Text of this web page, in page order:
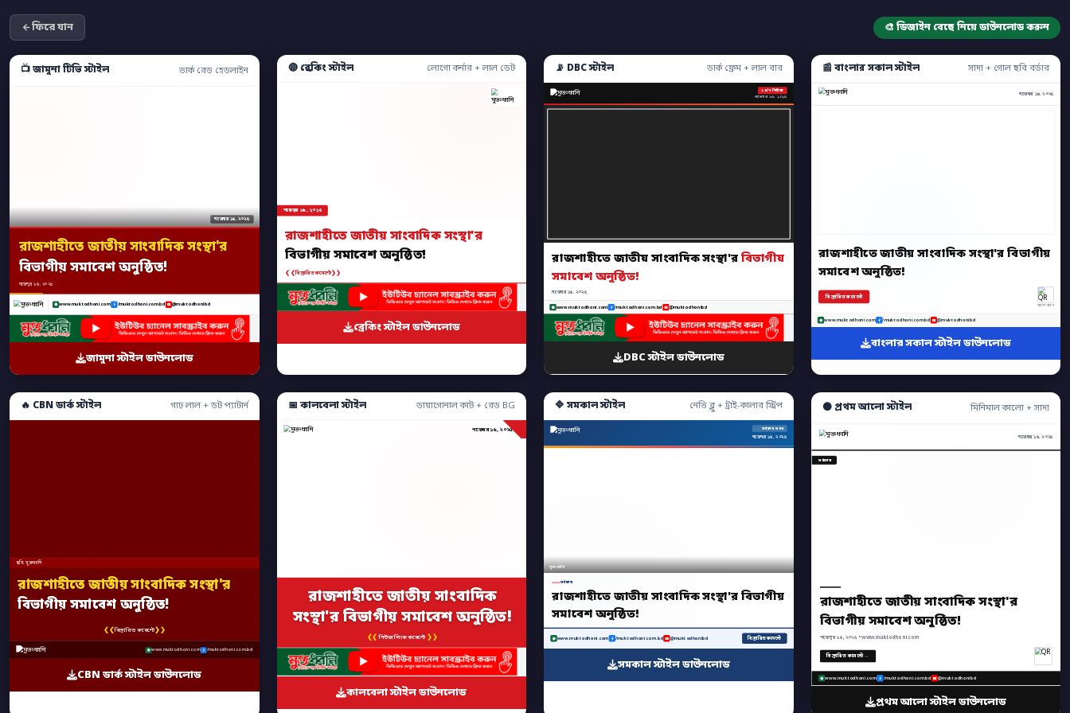
ফিরে যান 🎨 ডিজাইন বেছে নিয়ে ডাউনলোড করুন
📺 জামুনা টিভি স্টাইল ডার্ক রেড হেডলাইন
নভেম্বর ১৬, ২০২৫
রাজশাহীতে জাতীয় সাংবাদিক সংস্থা'র
বিভাগীয় সমাবেশ অনুষ্ঠিত!
নভেম্বর ১৬, ২০২৫
www.muktodhoni.com /muktodhoni.com.bd @muktodhonibd
জামুনা স্টাইল ডাউনলোড
🔴 ব্রেকিং স্টাইল লোগো কর্নার + লাল ডেট
নভেম্বর ১৬, ২০২৫
রাজশাহীতে জাতীয় সাংবাদিক সংস্থা'র
বিভাগীয় সমাবেশ অনুষ্ঠিত!
❮❮বিস্তারিত কমেন্টে❯❯
ব্রেকিং স্টাইল ডাউনলোড
📡 DBC স্টাইল ডার্ক ফ্রেম + লাল বার
২৪/৭ নিউজ
নভেম্বর ১৬, ২০২৫
রাজশাহীতে জাতীয় সাংবাদিক সংস্থা'রবিভাগীয়
সমাবেশ অনুষ্ঠিত!
নভেম্বর ১৬, ২০২৫
www.muktodhoni.com /muktodhoni.com.bd @muktodhonibd
DBC স্টাইল ডাউনলোড
📰 বাংলার সকাল স্টাইল সাদা + গোল ছবি বর্ডার
নভেম্বর ১৬, ২০২৫
রাজশাহীতে জাতীয় সাংবাদিক সংস্থা'র বিভাগীয়
সমাবেশ অনুষ্ঠিত!
বিস্তারিত কমেন্টে
অ্যাপ স্ক্যান
www.muktodhoni.com /muktodhoni.com.bd @muktodhonibd
বাংলার সকাল স্টাইল ডাউনলোড
🔥 CBN ডার্ক স্টাইল গাঢ় লাল + ডট প্যাটার্ন
ছবি: মুক্তধ্বনি
রাজশাহীতে জাতীয় সাংবাদিক সংস্থা'র
বিভাগীয় সমাবেশ অনুষ্ঠিত!
❮❮বিস্তারিত কমেন্টে❯❯
www.muktodhoni.com /muktodhoni.com.bd
CBN ডার্ক স্টাইল ডাউনলোড
📅 কালবেলা স্টাইল ডায়াগোনাল কাট + রেড BG
নভেম্বর ১৬, ২০২৫
রাজশাহীতে জাতীয় সাংবাদিক
সংস্থা'র বিভাগীয় সমাবেশ অনুষ্ঠিত!
❮❮ নিউজ লিংক কমেন্টে ❯❯
কালবেলা স্টাইল ডাউনলোড
🔷 সমকাল স্টাইল নেভি ব্লু + ট্রাই-কালার স্ট্রিপ
সর্বশেষ খবর
নভেম্বর ১৬, ২০২৫
মুক্তধ্বনি
সর্বশেষ
রাজশাহীতে জাতীয় সাংবাদিক সংস্থা'র বিভাগীয়
সমাবেশ অনুষ্ঠিত!
www.muktodhoni.com /muktodhoni.com.bd @muktodhonibd বিস্তারিত কমেন্টে
সমকাল স্টাইল ডাউনলোড
⚫ প্রথম আলো স্টাইল মিনিমাল কালো + সাদা
নভেম্বর ১৬, ২০২৫
সর্বশেষ
রাজশাহীতে জাতীয় সাংবাদিক সংস্থা'র
বিভাগীয় সমাবেশ অনুষ্ঠিত!
নভেম্বর ১৬, ২০২৫ • www.muktodhoni.com
বিস্তারিত কমেন্টে →
www.muktodhoni.com /muktodhoni.com.bd @muktodhonibd
প্রথম আলো স্টাইল ডাউনলোড